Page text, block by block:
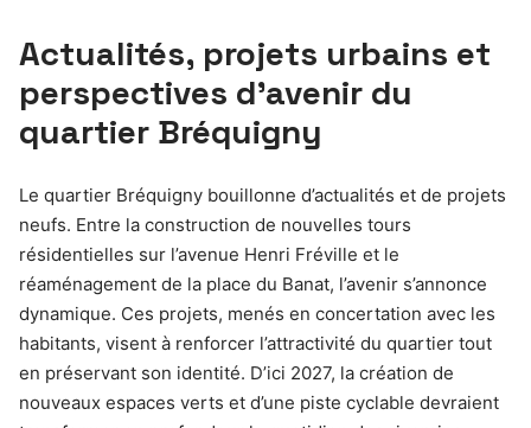
Actualités, projets urbains et
perspectives d’avenir du
quartier Bréquigny
Le quartier Bréquigny bouillonne d’actualités et de projets
neufs. Entre la construction de nouvelles tours
résidentielles sur l’avenue Henri Fréville et le
réaménagement de la place du Banat, l’avenir s’annonce
dynamique. Ces projets, menés en concertation avec les
habitants, visent à renforcer l’attractivité du quartier tout
en préservant son identité. D’ici 2027, la création de
nouveaux espaces verts et d’une piste cyclable devraient